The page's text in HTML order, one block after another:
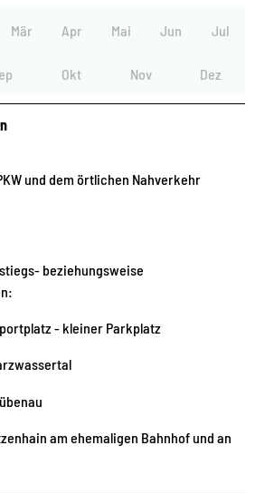
Mär Apr Mai Jun Jul
Okt Nov Dez
und dem örtlichen Nahverkehr
beziehungsweise
- kleiner Parkplatz
am ehemaligen Bahnhof und an